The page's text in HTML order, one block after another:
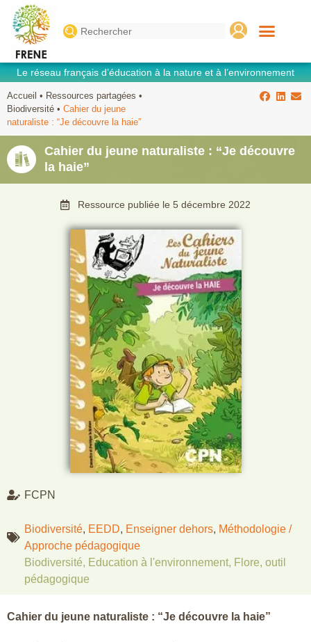
Search
for:
Le réseau français d’éducation à la nature et à l’environnement
Accueil • Ressources partagées •
Biodiversité • Cahier du jeune
naturaliste : “Je découvre la haie”
Cahier du jeune naturaliste : “Je découvre
la haie”
Cahier du jeune naturaliste : “Je découvre la haie”
Ressource publiée le 5 décembre 2022
FCPN
Biodiversité, EEDD, Enseigner dehors, Méthodologie /
Approche pédagogique
Biodiversité, Education à l'environnement, Flore, outil
pédagogique